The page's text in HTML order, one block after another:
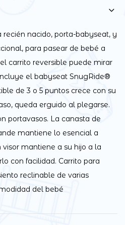
recién nacido, porta-babyseat, y
para pasear de bebé a
carrito reversible puede mirar
el babyseat SnugRide®
de 3 o 5 puntos crece con su
queda erguido al plegarse.
portavasos. La canasta de
mantiene lo esencial a
mantiene a su hijo a la
con facilidad. Carrito para
reclinable de varias
del bebé